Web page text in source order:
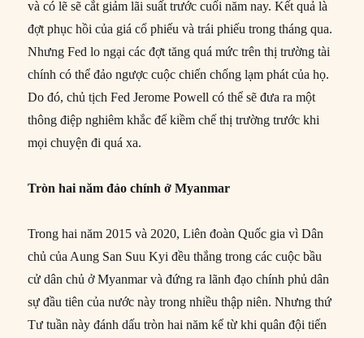
và có lẽ sẽ cắt giảm lãi suất trước cuối năm nay. Kết quả là
đợt phục hồi của giá cổ phiếu và trái phiếu trong tháng qua.
Nhưng Fed lo ngại các đợt tăng quá mức trên thị trường tài
chính có thể đảo ngược cuộc chiến chống lạm phát của họ.
Do đó, chủ tịch Fed Jerome Powell có thể sẽ đưa ra một
thông điệp nghiêm khắc để kiềm chế thị trường trước khi
mọi chuyện đi quá xa.
Tròn hai năm đảo chính ở Myanmar
Trong hai năm 2015 và 2020, Liên đoàn Quốc gia vì Dân
chủ của Aung San Suu Kyi đều thắng trong các cuộc bầu
cử dân chủ ở Myanmar và đứng ra lãnh đạo chính phủ dân
sự đầu tiên của nước này trong nhiều thập niên. Nhưng thứ
Tư tuần này đánh dấu tròn hai năm kể từ khi quân đội tiến